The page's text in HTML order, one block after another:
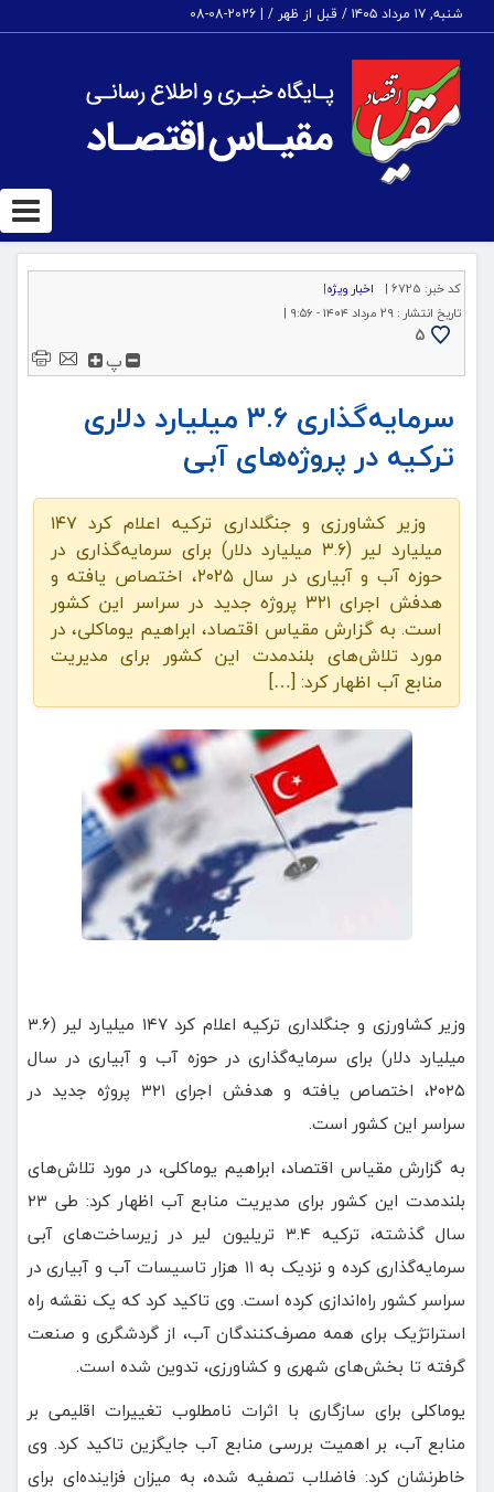
شنبه, ۱۷ مرداد ۱۴۰۵ / قبل از ظهر / |
2026-08-08
کد خبر: 6725 | اخبار ویژه|
تاریخ انتشار : ۲۹ مرداد ۱۴۰۴ - ۹:۵۶ |
5
پ
سرمایه‌گذاری ۳.۶ میلیارد دلاری
ترکیه در پروژه‌های آبی
وزیر کشاورزی و جنگلداری ترکیه اعلام کرد ۱۴۷
میلیارد لیر (۳.۶ میلیارد دلار) برای سرمایه‌گذاری در
حوزه آب و آبیاری در سال ۲۰۲۵، اختصاص یافته و
هدفش اجرای ۳۲۱ پروژه جدید در سراسر این کشور
است. به گزارش مقیاس اقتصاد، ابراهیم یوماکلی، در
مورد تلاش‌های بلندمدت این کشور برای مدیریت
منابع آب اظهار کرد: […]
وزیر کشاورزی و جنگلداری ترکیه اعلام کرد ۱۴۷ میلیارد لیر (۳.۶
میلیارد دلار) برای سرمایه‌گذاری در حوزه آب و آبیاری در سال
۲۰۲۵، اختصاص یافته و هدفش اجرای ۳۲۱ پروژه جدید در
سراسر این کشور است.
به گزارش مقیاس اقتصاد، ابراهیم یوماکلی، در مورد تلاش‌های
بلندمدت این کشور برای مدیریت منابع آب اظهار کرد: طی ۲۳
سال گذشته، ترکیه ۳.۴ تریلیون لیر در زیرساخت‌های آبی
سرمایه‌گذاری کرده و نزدیک به ۱۱ هزار تاسیسات آب و آبیاری در
سراسر کشور راه‌اندازی کرده است. وی تاکید کرد که یک نقشه راه
استراتژیک برای همه مصرف‌کنندگان آب، از گردشگری و صنعت
گرفته تا بخش‌های شهری و کشاورزی، تدوین شده است.
یوماکلی برای سازگاری با اثرات نامطلوب تغییرات اقلیمی بر
منابع آب، بر اهمیت بررسی منابع آب جایگزین تاکید کرد. وی
خاطرنشان کرد: فاضلاب تصفیه ‌شده، به میزان فزاینده‌ای برای